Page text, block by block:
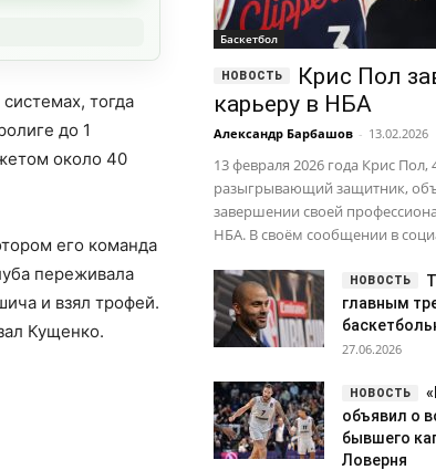
тогда
до 1
около 40
его команда
переживала
и взял трофей.
Кущенко.
Баскетбол
Крис Пол
карьеру в НБА
Александр Барбашов - 13.02.2026
13 февраля 2026 года Крис Пол,
разыгрывающий защитник,
завершении своей
НБА. В своём сообщении в
главным
27.06.2026
объявил о
бывшего
Ловерня